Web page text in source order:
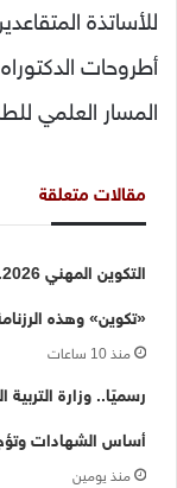
للأساتذة
أطروحات
المسار العلمي
مقالات متعلقة
«تكوين» وهذه
منذ 10 ساعات
رسميًا.. وزارة
أساس الشهادات وتؤجل
منذ يومين